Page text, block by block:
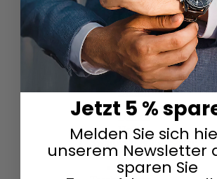
Damen
Herren
Smartwatches
Damen
Herren
Solaruhren
Herren
Damen
Sportuhren
Damen
Herren
Swarovski & Edelsteine
Damen
Herren
Jetzt 5 %
Melden Sie sich
unserem Newsletter
sparen Sie